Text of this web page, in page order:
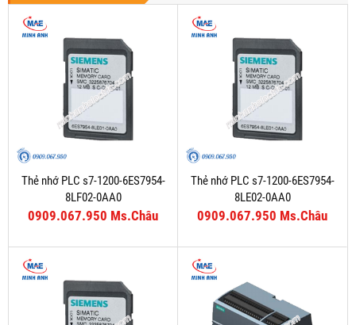
Thẻ nhớ PLC s7-1200-6ES7954-
8LF02-0AA0
0909.067.950 Ms.Châu
Thẻ nhớ PLC s7-1200-6ES7954-
8LE02-0AA0
0909.067.950 Ms.Châu